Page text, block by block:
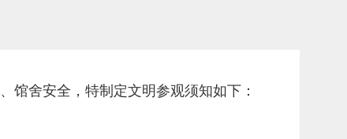
馆舍安全，特制定文明参观须知如下：